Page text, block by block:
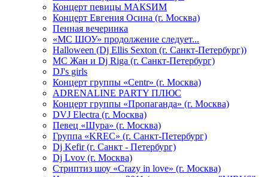
Концерт певицы МАКSИМ
Концерт Евгения Осина (г. Москва)
Пенная вечеринка
«МС ШОУ» продолжение следует...
Halloween (Dj Ellis Sexton (г. Санкт-Петербург))
МС Жан и Dj Riga (г. Санкт-Петербург)
DJ's girls
Концерт группы «Centr» (г. Москва)
ADRENALINE PARTY ПЛЮС
Концерт группы «Пропаганда» (г. Москва)
DVJ Electra (г. Москва)
Певец «Шура» (г. Москва)
Группа «KREC» (г. Санкт-Петербург)
Dj Kefir (г. Санкт - Петербург)
Dj Lvov (г. Москва)
Стриптиз шоу «Crazy in love» (г. Москва)